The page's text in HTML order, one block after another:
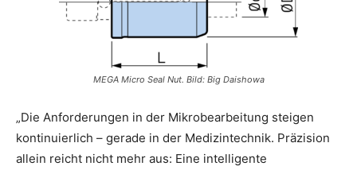
MEGA Micro Seal Nut. Bild: Big Daishowa
„Die Anforderungen in der Mikrobearbeitung steigen
kontinuierlich – gerade in der Medizintechnik. Präzision
allein reicht nicht mehr aus: Eine intelligente